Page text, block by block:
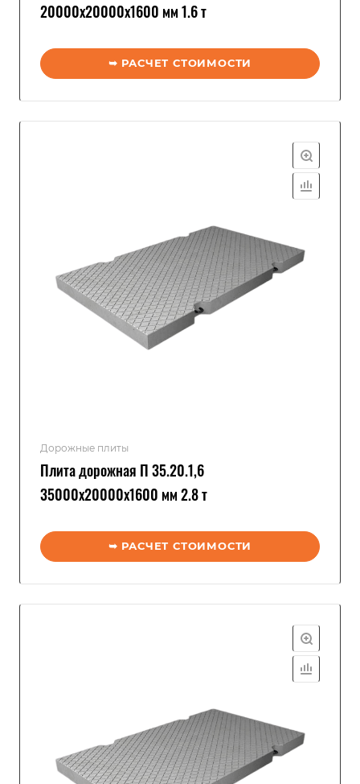
20000x20000x1600 мм 1.6 т
➥ РАСЧЕТ СТОИМОСТИ
Дорожные плиты
Плита дорожная П 35.20.1,6
35000x20000x1600 мм 2.8 т
➥ РАСЧЕТ СТОИМОСТИ